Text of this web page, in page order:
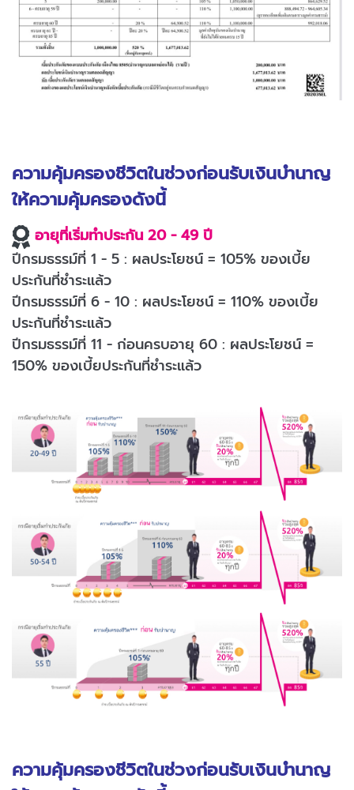
ความคุ้มครองชีวิตในช่วงก่อนรับเงินบำนาญ
ให้ความคุ้มครองดังนี้
อายุที่เริ่มทำประกัน 20 - 49 ปี
ปีกรมธรรม์ที่ 1 - 5 : ผลประโยชน์ = 105% ของเบี้ย
ประกันที่ชำระแล้ว
ปีกรมธรรม์ที่ 6 - 10 : ผลประโยชน์ = 110% ของเบี้ย
ประกันที่ชำระแล้ว
ปีกรมธรรม์ที่ 11 - ก่อนครบอายุ 60 : ผลประโยชน์ =
150% ของเบี้ยประกันที่ชำระแล้ว
ความคุ้มครองชีวิตในช่วงก่อนรับเงินบำนาญ